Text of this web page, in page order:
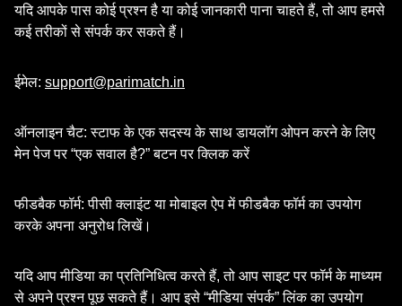
यदि आपके पास कोई प्रश्न है या कोई जानकारी पाना चाहते हैं, तो आप हमसे
कई तरीकों से संपर्क कर सकते हैं।
ईमेल: support@parimatch.in
ऑनलाइन चैट: स्टाफ के एक सदस्य के साथ डायलॉग ओपन करने के लिए
मेन पेज पर “एक सवाल है?” बटन पर क्लिक करें
फीडबैक फॉर्म: पीसी क्लाइंट या मोबाइल ऐप में फीडबैक फॉर्म का उपयोग
करके अपना अनुरोध लिखें।
यदि आप मीडिया का प्रतिनिधित्व करते हैं, तो आप साइट पर फॉर्म के माध्यम
से अपने प्रश्न पूछ सकते हैं। आप इसे “मीडिया संपर्क” लिंक का उपयोग